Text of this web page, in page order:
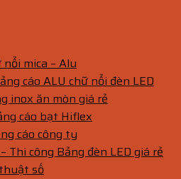
mica – Alu
cáo ALU chữ nổi đèn LED
inox ăn mòn giá rẻ
cáo bạt Hiflex
cáo công ty
Thi công Bảng đèn LED giá rẻ
số